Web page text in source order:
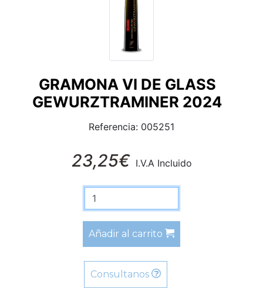
GRAMONA VI DE GLASS
GEWURZTRAMINER 2024
Referencia: 005251
23,25€ I.V.A Incluido
Añadir al carrito
Consultanos